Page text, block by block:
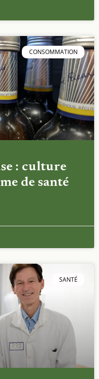
CONSOMMATION
: culture
de santé
SANTÉ